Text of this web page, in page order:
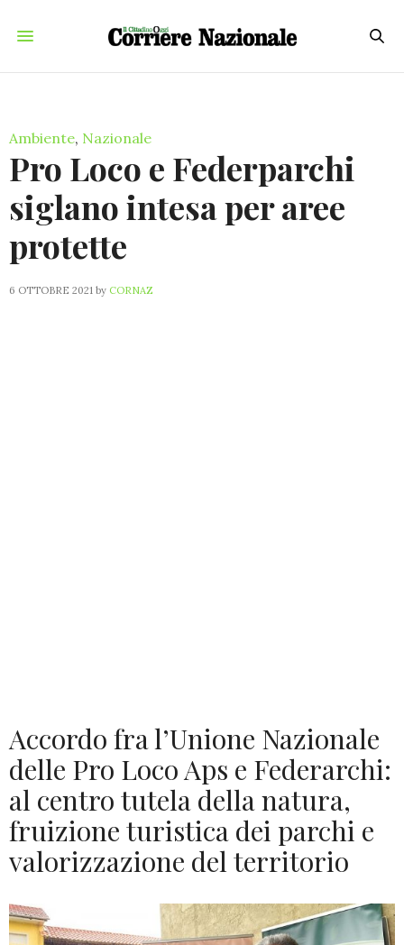
Ambiente, Nazionale
Pro Loco e Federparchi
siglano intesa per aree
protette
6 OTTOBRE 2021 by CORNAZ
Accordo fra l’Unione Nazionale
delle Pro Loco Aps e Federarchi:
al centro tutela della natura,
fruizione turistica dei parchi e
valorizzazione del territorio